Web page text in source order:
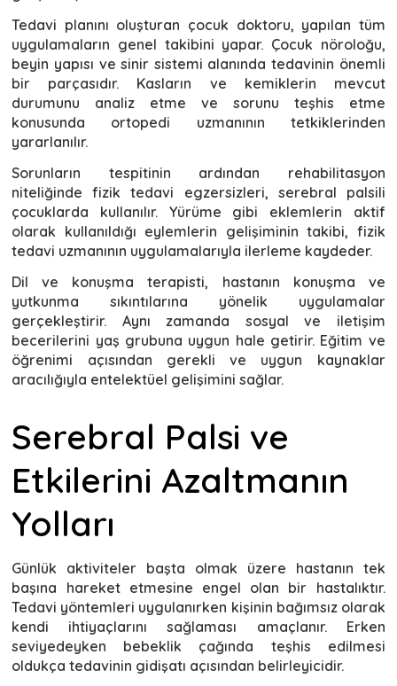
Tedavi planını oluşturan çocuk doktoru, yapılan tüm
uygulamaların genel takibini yapar. Çocuk nöroloğu,
beyin yapısı ve sinir sistemi alanında tedavinin önemli
bir parçasıdır. Kasların ve kemiklerin mevcut
durumunu analiz etme ve sorunu teşhis etme
konusunda ortopedi uzmanının tetkiklerinden
yararlanılır.
Sorunların tespitinin ardından rehabilitasyon
niteliğinde fizik tedavi egzersizleri, serebral palsili
çocuklarda kullanılır. Yürüme gibi eklemlerin aktif
olarak kullanıldığı eylemlerin gelişiminin takibi, fizik
tedavi uzmanının uygulamalarıyla ilerleme kaydeder.
Dil ve konuşma terapisti, hastanın konuşma ve
yutkunma sıkıntılarına yönelik uygulamalar
gerçekleştirir. Aynı zamanda sosyal ve iletişim
becerilerini yaş grubuna uygun hale getirir. Eğitim ve
öğrenimi açısından gerekli ve uygun kaynaklar
aracılığıyla entelektüel gelişimini sağlar.
Serebral Palsi ve
Etkilerini Azaltmanın
Yolları
Günlük aktiviteler başta olmak üzere hastanın tek
başına hareket etmesine engel olan bir hastalıktır.
Tedavi yöntemleri uygulanırken kişinin bağımsız olarak
kendi ihtiyaçlarını sağlaması amaçlanır. Erken
seviyedeyken bebeklik çağında teşhis edilmesi
oldukça tedavinin gidişatı açısından belirleyicidir.